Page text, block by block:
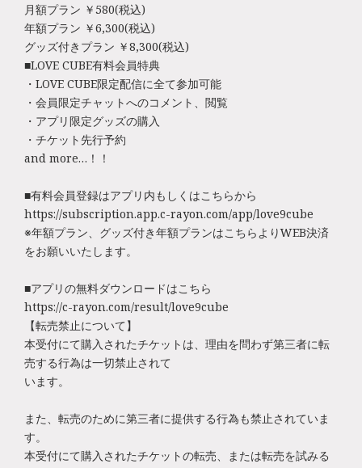
月額プラン ￥580(税込)
年額プラン ￥6,300(税込)
グッズ付きプラン ￥8,300(税込)
■LOVE CUBE有料会員特典
・LOVE CUBE限定配信に全て参加可能
・会員限定チャットへのコメント、閲覧
・アプリ限定グッズの購入
・チケット先行予約
and more…！！
■有料会員登録はアプリ内もしくはこちらから
https://subscription.app.c-rayon.com/app/love9cube
※年額プラン、グッズ付き年額プランはこちらよりWEB決済
をお願いいたします。
■アプリの無料ダウンロードはこちら
https://c-rayon.com/result/love9cube
【転売禁止について】
本受付にて購入されたチケットは、理由を問わず第三者に転
売する行為は一切禁止されて
います。
また、転売のために第三者に提供する行為も禁止されていま
す。
本受付にて購入されたチケットの転売、または転売を試みる